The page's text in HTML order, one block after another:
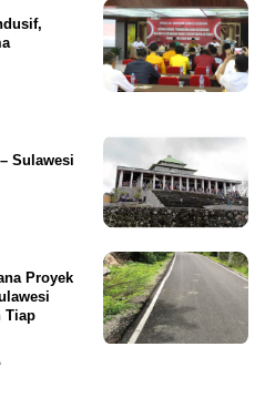
Sulawesi
Proyek
Tiap